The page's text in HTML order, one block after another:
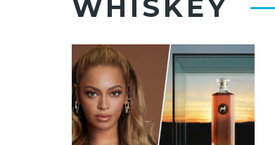
WHISKEY